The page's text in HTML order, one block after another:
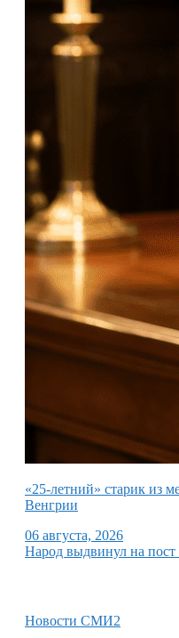
«25-летний» старик из
Венгрии
06 августа, 2026
Народ выдвинул на
Новости СМИ2